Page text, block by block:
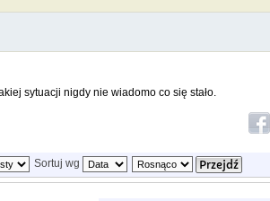
sytuacji nigdy nie wiadomo co się stało.
Sortuj wg